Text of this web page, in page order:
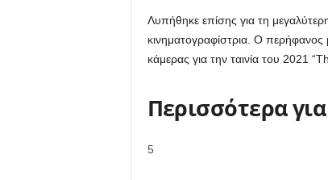
Λυπήθηκε επίσης για τη
κινηματογραφίστρια. Ο
κάμερας για την ταινία του 2021
Περισσότερα
5